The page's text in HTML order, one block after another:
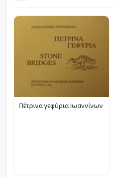
Πέτρινα γεφύρια Ιωαννίνων